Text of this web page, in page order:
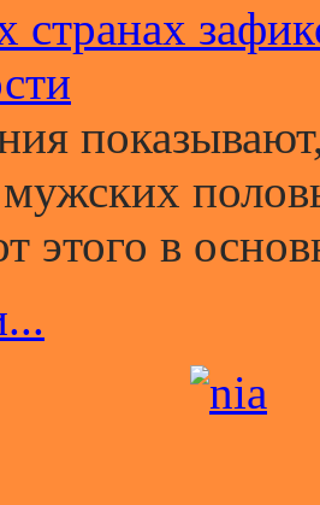
странах
мужских
этого в